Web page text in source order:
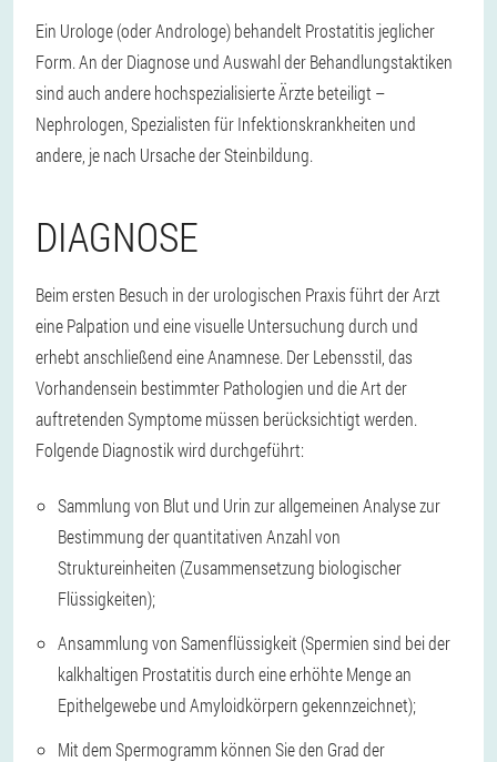
Ein Urologe (oder Androloge) behandelt Prostatitis jeglicher
Form. An der Diagnose und Auswahl der Behandlungstaktiken
sind auch andere hochspezialisierte Ärzte beteiligt –
Nephrologen, Spezialisten für Infektionskrankheiten und
andere, je nach Ursache der Steinbildung.
DIAGNOSE
Beim ersten Besuch in der urologischen Praxis führt der Arzt
eine Palpation und eine visuelle Untersuchung durch und
erhebt anschließend eine Anamnese. Der Lebensstil, das
Vorhandensein bestimmter Pathologien und die Art der
auftretenden Symptome müssen berücksichtigt werden.
Folgende Diagnostik wird durchgeführt:
Sammlung von Blut und Urin zur allgemeinen Analyse zur
Bestimmung der quantitativen Anzahl von
Struktureinheiten (Zusammensetzung biologischer
Flüssigkeiten);
Ansammlung von Samenflüssigkeit (Spermien sind bei der
kalkhaltigen Prostatitis durch eine erhöhte Menge an
Epithelgewebe und Amyloidkörpern gekennzeichnet);
Mit dem Spermogramm können Sie den Grad der